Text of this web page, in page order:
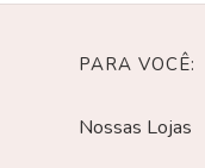
PARA VOCÊ:
Nossas Lojas